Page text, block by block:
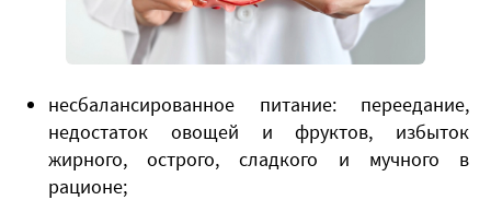
​несбалансированное питание: переедание,
недостаток овощей и фруктов, избыток
жирного, острого, сладкого и мучного в
рационе;